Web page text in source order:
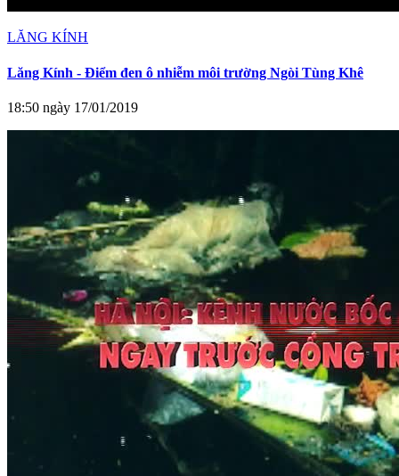
LĂNG KÍNH
Lăng Kính - Điểm đen ô nhiễm môi trường Ngòi Tùng Khê
18:50 ngày 17/01/2019